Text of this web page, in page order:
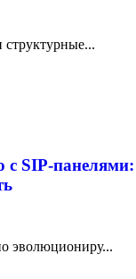
структурные...
с SIP-панелями:
эволюциониру...